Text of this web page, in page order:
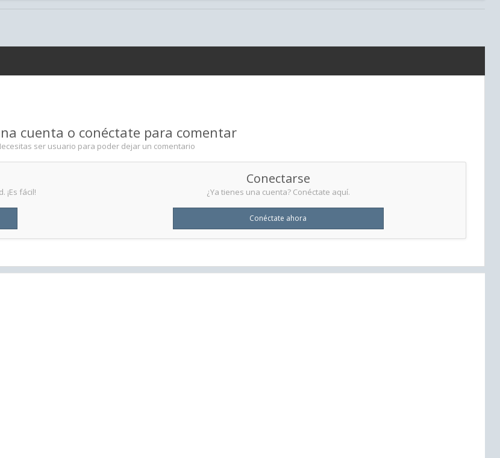
cuenta o conéctate para comentar
ser usuario para poder dejar un comentario
¡Es fácil!
Conectarse
¿Ya tienes una cuenta? Conéctate aquí.
Conéctate ahora